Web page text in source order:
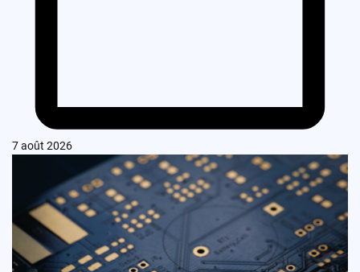
7 août 2026